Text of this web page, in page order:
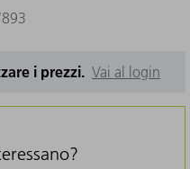
i prezzi. Vai al login